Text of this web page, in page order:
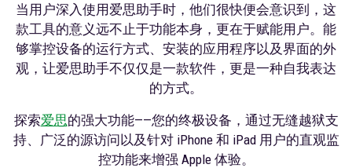
当用户深入使用爱思助手时，他们很快便会意识到，这
款工具的意义远不止于功能本身，更在于赋能用户。能
够掌控设备的运行方式、安装的应用程序以及界面的外
观，让爱思助手不仅仅是一款软件，更是一种自我表达
的方式。
探索爱思的强大功能——您的终极设备，通过无缝越狱支
持、广泛的源访问以及针对 iPhone 和 iPad 用户的直观监
控功能来增强 Apple 体验。